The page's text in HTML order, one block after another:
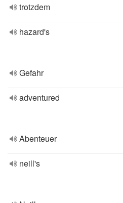
trotzdem
hazard's
Gefahr
adventured
Abenteuer
neill's